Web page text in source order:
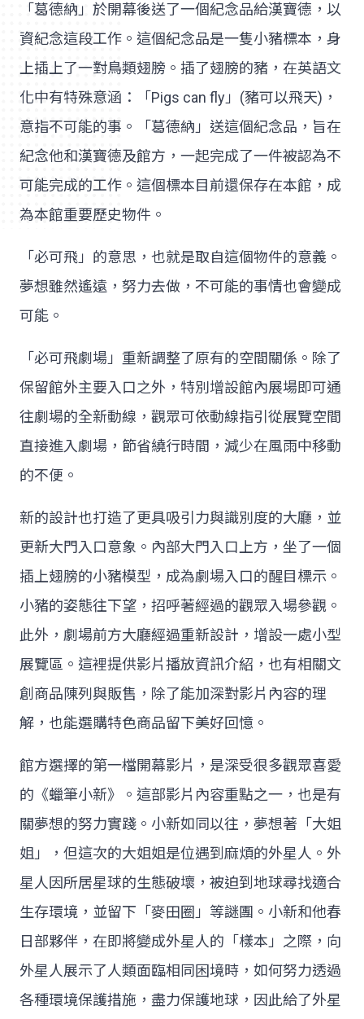
「葛德納」於開幕後送了一個紀念品給漢寶德，以
資紀念這段工作。這個紀念品是一隻小豬標本，身
上插上了一對鳥類翅膀。插了翅膀的豬，在英語文
化中有特殊意涵：「Pigs can fly」(豬可以飛天)，
意指不可能的事。「葛德納」送這個紀念品，旨在
紀念他和漢寶德及館方，一起完成了一件被認為不
可能完成的工作。這個標本目前還保存在本館，成
為本館重要歷史物件。
「必可飛」的意思，也就是取自這個物件的意義。
夢想雖然遙遠，努力去做，不可能的事情也會變成
可能。
「必可飛劇場」重新調整了原有的空間關係。除了
保留館外主要入口之外，特別增設館內展場即可通
往劇場的全新動線，觀眾可依動線指引從展覽空間
直接進入劇場，節省繞行時間，減少在風雨中移動
的不便。
新的設計也打造了更具吸引力與識別度的大廳，並
更新大門入口意象。內部大門入口上方，坐了一個
插上翅膀的小豬模型，成為劇場入口的醒目標示。
小豬的姿態往下望，招呼著經過的觀眾入場參觀。
此外，劇場前方大廳經過重新設計，增設一處小型
展覽區。這裡提供影片播放資訊介紹，也有相關文
創商品陳列與販售，除了能加深對影片內容的理
解，也能選購特色商品留下美好回憶。
館方選擇的第一檔開幕影片，是深受很多觀眾喜愛
的《蠟筆小新》。這部影片內容重點之一，也是有
關夢想的努力實踐。小新如同以往，夢想著「大姐
姐」，但這次的大姐姐是位遇到麻煩的外星人。外
星人因所居星球的生態破壞，被迫到地球尋找適合
生存環境，並留下「麥田圈」等謎團。小新和他春
日部夥伴，在即將變成外星人的「樣本」之際，向
外星人展示了人類面臨相同困境時，如何努力透過
各種環境保護措施，盡力保護地球，因此給了外星